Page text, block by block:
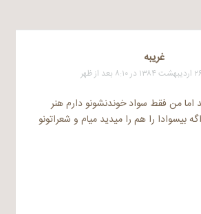
غریبه
من فقط سواد خوندنشونو دارم هنر
بیسوادا را هم را میدید میام و شعراتونو